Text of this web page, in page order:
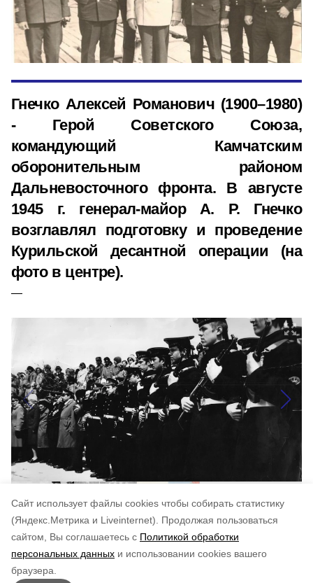
Cайт использует файлы cookies чтобы собирать статистику
(Яндекс.Метрика и Liveinternet).
Продолжая пользоваться
сайтом, Вы соглашаетесь с Политикой обработки
персональных данных и использовании cookies вашего
браузера.
Гнечко Алексей Романович (1900–1980)
- Герой Советского Союза,
командующий Камчатским
оборонительным районом
Дальневосточного фронта. В августе
1945 г. генерал-майор А. Р. Гнечко
возглавлял подготовку и проведение
Курильской десантной операции (на
фото в центре).
по оценке
5